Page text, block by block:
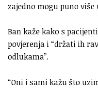
zajedno mogu puno
Ban kaže kako s
povjerenja i “držati ih
odlukama”.
“Oni i sami kažu što